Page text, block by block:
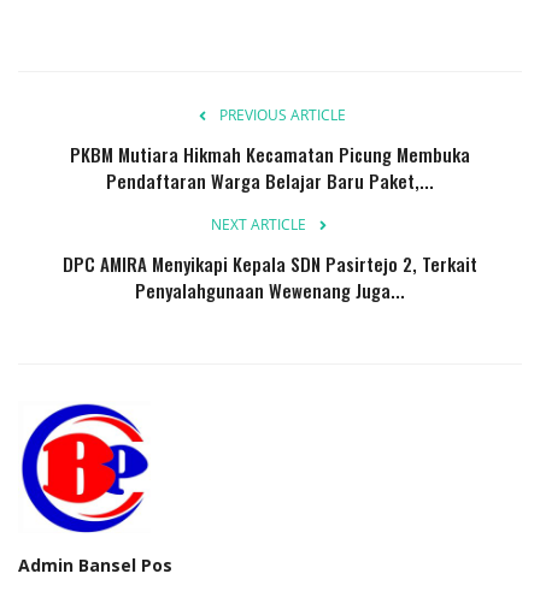
PREVIOUS ARTICLE
PKBM Mutiara Hikmah Kecamatan Picung Membuka
Pendaftaran Warga Belajar Baru Paket,...
NEXT ARTICLE
DPC AMIRA Menyikapi Kepala SDN Pasirtejo 2, Terkait
Penyalahgunaan Wewenang Juga...
Admin Bansel Pos